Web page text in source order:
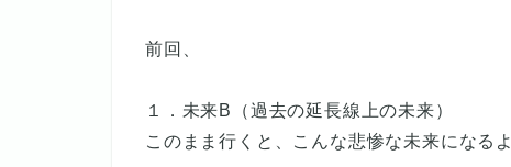
前回、
１．未来B（過去の延長線上の未来）
このまま行くと、こんな悲惨な未来になるよ